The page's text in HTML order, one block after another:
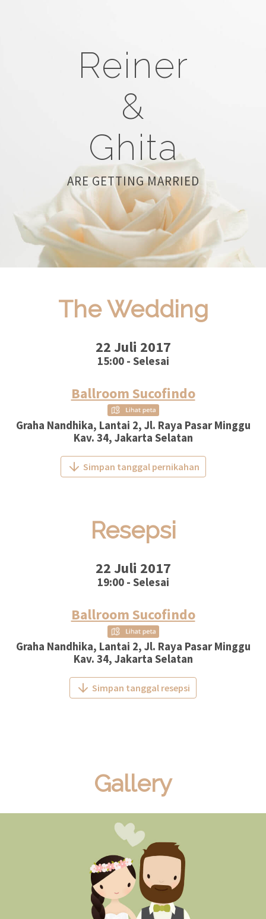
Reiner
&
Ghita
ARE GETTING MARRIED
The Wedding
22 Juli 2017
15:00 - Selesai
Ballroom Sucofindo
Graha Nandhika, Lantai 2, Jl. Raya Pasar Minggu
Kav. 34, Jakarta Selatan
Simpan tanggal pernikahan
Resepsi
22 Juli 2017
19:00 - Selesai
Ballroom Sucofindo
Graha Nandhika, Lantai 2, Jl. Raya Pasar Minggu
Kav. 34, Jakarta Selatan
Simpan tanggal resepsi
Gallery